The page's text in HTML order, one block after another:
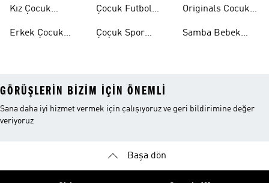
Kız Çocuk
Erkek Çocuk
Çocuk Futbol
Çoçuk Spor
Originals Cocuk
Samba Bebek
GÖRÜŞLERIN BIZIM IÇIN ÖNEMLI
Sana daha iyi hizmet vermek için çalışıyoruz ve geri bildirimine değer
veriyoruz
Başa dön